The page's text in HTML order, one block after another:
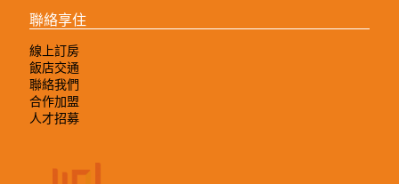
聯絡享住
線上訂房
飯店交通
聯絡我們
合作加盟
人才招募